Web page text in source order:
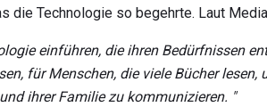
die Technologie so begehrte. Laut
einführen, die ihren Bedürfnissen
für Menschen, die viele Bücher
ihrer Familie zu kommunizieren. "